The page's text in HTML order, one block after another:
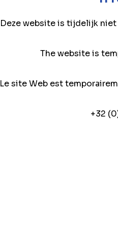
Deze website is tijdelijk niet
The website is
Le site Web est
+32